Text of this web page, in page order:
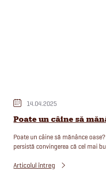
14.04.2025
Poate un câine să
Poate un câine să mănânce
persistă convingerea că cel mai
Articolul întreg